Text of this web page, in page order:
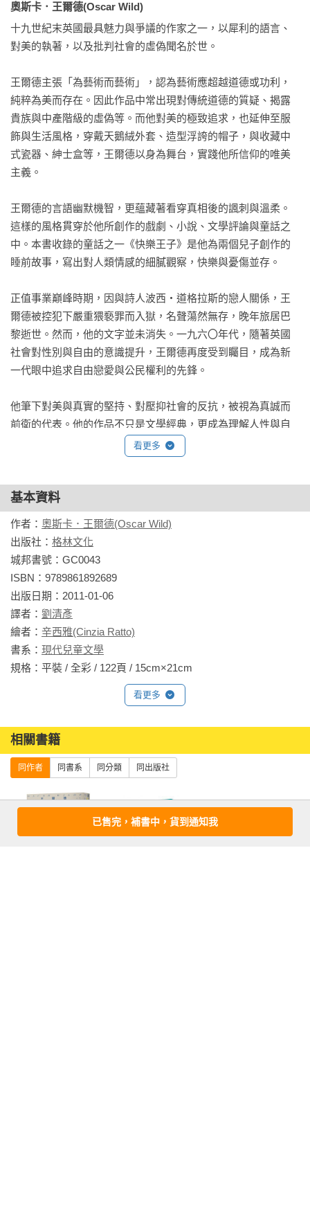
奧斯卡．王爾德(Oscar Wild)
十九世紀末英國最具魅力與爭議的作家之一，以犀利的語言、
對美的執著，以及批判社會的虛偽聞名於世。
王爾德主張「為藝術而藝術」，認為藝術應超越道德或功利，
純粹為美而存在。因此作品中常出現對傳統道德的質疑、揭露
貴族與中產階級的虛偽等。而他對美的極致追求，也延伸至服
飾與生活風格，穿戴天鵝絨外套、造型浮誇的帽子，與收藏中
式瓷器、紳士盒等，王爾德以身為舞台，實踐他所信仰的唯美
主義。
王爾德的言語幽默機智，更蘊藏著看穿真相後的諷刺與溫柔。
這樣的風格貫穿於他所創作的戲劇、小說、文學評論與童話之
中。本書收錄的童話之一《快樂王子》是他為兩個兒子創作的
睡前故事，寫出對人類情感的細膩觀察，快樂與憂傷並存。
正值事業巔峰時期，因與詩人波西・道格拉斯的戀人關係，王
爾德被控犯下嚴重猥褻罪而入獄，名聲蕩然無存，晚年旅居巴
黎逝世。然而，他的文字並未消失。一九六〇年代，隨著英國
社會對性別與自由的意識提升，王爾德再度受到矚目，成為新
一代眼中追求自由戀愛與公民權利的先鋒。
他筆下對美與真實的堅持、對壓抑社會的反抗，被視為真誠而
前衛的代表。他的作品不只是文學經典，更成為理解人性與自
看更多
基本資料
作者： 奧斯卡．王爾德(Oscar Wild)
出版社： 格林文化
城邦書號：GC0043
ISBN：9789861892689
出版日期：2011-01-06
譯者： 劉清彥
繪者： 辛西雅(Cinzia Ratto)
書系： 現代兒童文學
規格：平裝 / 全彩 / 122頁 / 15cm×21cm
看更多
相關書籍
同作者 同書系 同分類 同出版社
已售完，補書中，貨到通知我